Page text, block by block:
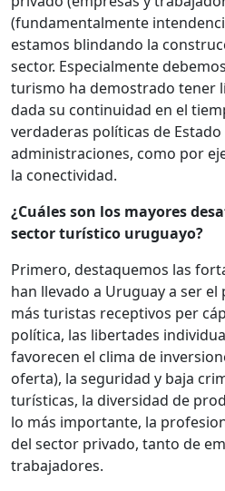
(fundamentalmente
estamos blindando la
sector. Especialmente
turismo ha demostrado tener
dada su continuidad en el
verdaderas políticas de
administraciones, como por
la conectividad.
¿Cuáles son los mayores
sector turístico uruguayo?
Primero, destaquemos las
han llevado a Uruguay a ser
más turistas receptivos per
política, las libertades
favorecen el clima de
oferta), la seguridad y baja
turísticas, la diversidad de
lo más importante, la
del sector privado, tanto de
trabajadores.